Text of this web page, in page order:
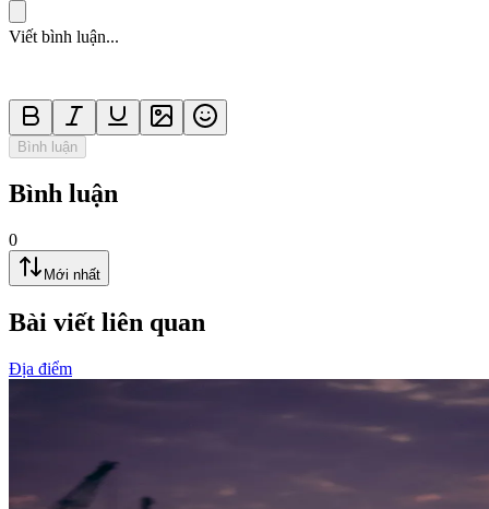
Viết bình luận...
Bình luận
Bình luận
0
Mới nhất
Bài viết liên quan
Địa điểm